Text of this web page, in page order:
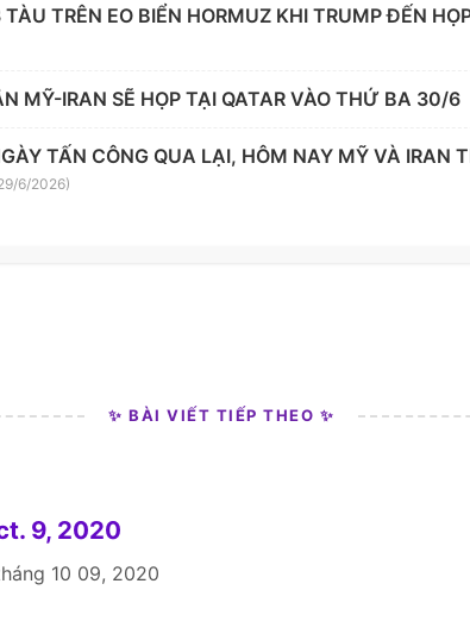
TRÊN EO BIỂN HORMUZ KHI TRUMP ĐẾN
MỸ-IRAN SẼ HỌP TẠI QATAR VÀO THỨ BA 30/6
TẤN CÔNG QUA LẠI, HÔM NAY MỸ VÀ IRAN
6/2026)
✨ BÀI VIẾT TIẾP THEO ✨
9, 2020
10 09, 2020